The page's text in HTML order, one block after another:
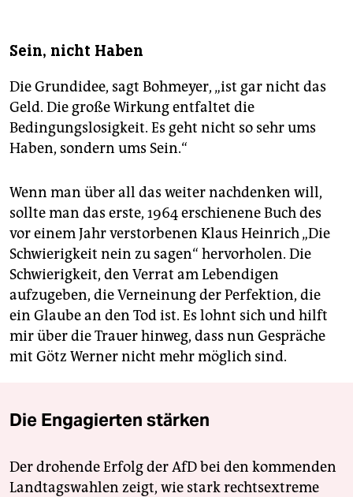
Sein, nicht Haben
Die Grundidee, sagt Boh­meyer, „ist gar nicht das
Geld. Die große Wirkung entfaltet die
Bedingungslosigkeit. Es geht nicht so sehr ums
Haben, sondern ums Sein.“
Wenn man über all das weiter nachdenken will,
sollte man das erste, 1964 erschienene Buch des
vor einem Jahr verstorbenen Klaus Heinrich „Die
Schwierigkeit nein zu sagen“ hervorholen. Die
Schwierigkeit, den Verrat am Lebendigen
aufzugeben, die Verneinung der Perfektion, die
ein Glaube an den Tod ist. Es lohnt sich und hilft
mir über die Trauer hinweg, dass nun Gespräche
mit Götz Werner nicht mehr möglich sind.
Die Engagierten stärken
Der drohende Erfolg der AfD bei den kommenden
Landtagswahlen zeigt, wie stark rechtsextreme